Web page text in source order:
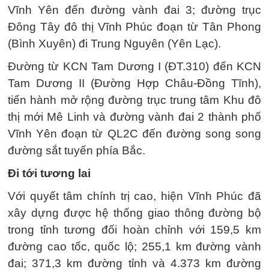
Vĩnh Yên đến đường vành đai 3; đường trục
Đông Tây đô thị Vĩnh Phúc đoạn từ Tân Phong
(Bình Xuyên) đi Trung Nguyên (Yên Lạc).
Đường từ KCN Tam Dương I (ĐT.310) đến KCN
Tam Dương II (Đường Hợp Châu-Đồng Tĩnh),
tiến hành mở rộng đường trục trung tâm Khu đô
thị mới Mê Linh và đường vành đai 2 thành phố
Vĩnh Yên đoạn từ QL2C đến đường song song
đường sắt tuyến phía Bắc.
Đi tới tương lai
Với quyết tâm chính trị cao, hiện Vĩnh Phúc đã
xây dựng được hệ thống giao thông đường bộ
trong tỉnh tương đối hoàn chỉnh với 159,5 km
đường cao tốc, quốc lộ; 255,1 km đường vành
đai; 371,3 km đường tỉnh và 4.373 km đường